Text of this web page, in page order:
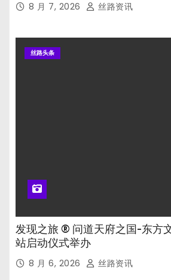
8 月 7, 2026 丝路资讯
丝路头条
发现之旅 ® 问道天府之国-东方
站启动仪式举办
8 月 6, 2026 丝路资讯